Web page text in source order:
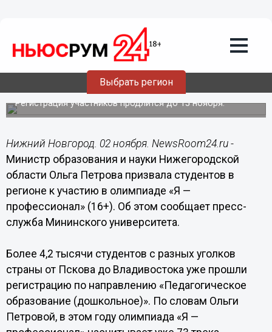
Выбрать регион
Нижегородских студентов приглашают
к участию в олимпиаде «Я —
профессионал»
Регистрация участников продлится до 15 ноября.
Нижний Новгород. 02 ноября. NewsRoom24.ru -
Министр образования и науки Нижегородской
области Ольга Петрова призвала студентов в
регионе к участию в олимпиаде «Я —
профессионал» (16+). Об этом сообщает пресс-
служба Мининского университета.
Более 4,2 тысячи студентов с разных уголков
страны от Пскова до Владивостока уже прошли
регистрацию по направлению «Педагогическое
образование (дошкольное)». По словам Ольги
Петровой, в этом году олимпиада «Я —